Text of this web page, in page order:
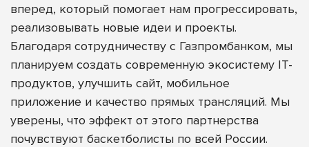
вперед, который помогает нам прогрессировать,
реализовывать новые идеи и проекты.
Благодаря сотрудничеству с Газпромбанком, мы
планируем создать современную экосистему IT-
продуктов, улучшить сайт, мобильное
приложение и качество прямых трансляций. Мы
уверены, что эффект от этого партнерства
почувствуют баскетболисты по всей России.